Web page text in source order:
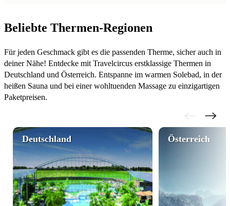
Beliebte Thermen-Regionen
Für jeden Geschmack gibt es die passenden Therme, sicher auch in
deiner Nähe! Entdecke mit Travelcircus erstklassige Thermen in
Deutschland und Österreich. Entspanne im warmen Solebad, in der
heißen Sauna und bei einer wohltuenden Massage zu einzigartigen
Paketpreisen.
Deutschland Österreich